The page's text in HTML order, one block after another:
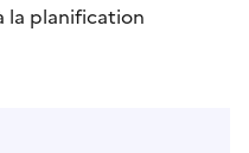
la planification